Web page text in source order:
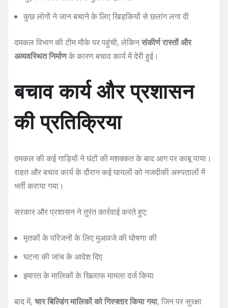
कुछ लोगों ने जान बचाने के लिए खिड़कियों से छलांग लगा दी
दमकल विभाग की टीम मौके पर पहुंची, लेकिनसंकीर्ण रास्तों और
अव्यवस्थित निर्माणके कारण बचाव कार्य में देरी हुई।
बचाव कार्य और प्रशासन
की प्रतिक्रिया
दमकल की कई गाड़ियों ने घंटों की मशक्कत के बाद आग पर काबू पाया।
राहत और बचाव कार्य के दौरान कई घायलों को नजदीकी अस्पतालों में
भर्ती कराया गया।
सरकार और प्रशासन ने तुरंत कार्रवाई करते हुए:
मृतकों के परिजनों के लिए मुआवजे की घोषणा की
घटना की जांच के आदेश दिए
इमारत के मालिकों के खिलाफ मामला दर्ज किया
बाद में, चार बिल्डिंग मालिकों को गिरफ्तार किया गया, जिन पर सुरक्षा